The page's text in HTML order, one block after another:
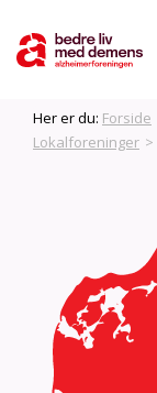
Her er du: Forside
Lokalforeninger >